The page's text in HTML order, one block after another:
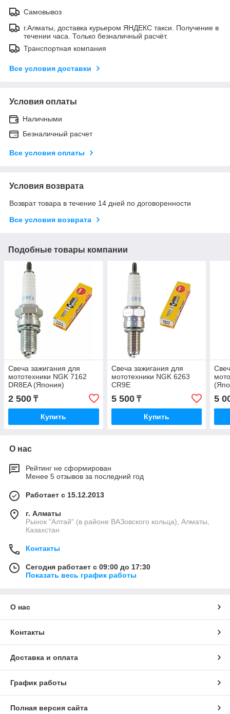
Самовывоз
г.Алматы, доставка курьером ЯНДЕКС такси. Получение в
течении часа. Только безналичный расчёт.
Транспортная компания
Все условия доставки
Условия оплаты
Наличными
Безналичный расчет
Все условия оплаты
Условия возврата
Возврат товара в течение 14 дней по договоренности
Все условия возврата
Подобные товары компании
Свеча зажигания для
мототехники NGK 7162
DR8EA (Япония)
2 500 ₸
Купить
Свеча зажигания для
мототехники NGK 6263
CR9E
5 500₸
Купить
5
О нас
Рейтинг не сформирован
Менее 5 отзывов за последний год
Работает с 15.12.2013
г. Алматы
Рынок "Алтай" (в районе ВАЗовского кольца), Алматы,
Казахстан
Контакты
Сегодня работает с 09:00 до 17:30
Показать весь график работы
О нас
Контакты
Доставка и оплата
График работы
Полная версия сайта